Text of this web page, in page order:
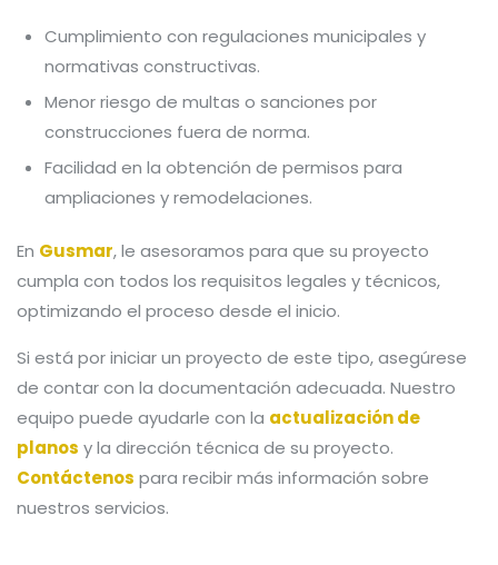
Cumplimiento con regulaciones municipales y
normativas constructivas.
Menor riesgo de multas o sanciones por
construcciones fuera de norma.
Facilidad en la obtención de permisos para
ampliaciones y remodelaciones.
En Gusmar, le asesoramos para que su proyecto
cumpla con todos los requisitos legales y técnicos,
optimizando el proceso desde el inicio.
Si está por iniciar un proyecto de este tipo, asegúrese
de contar con la documentación adecuada. Nuestro
equipo puede ayudarle con la actualización de
planos y la dirección técnica de su proyecto.
Contáctenos para recibir más información sobre
nuestros servicios.